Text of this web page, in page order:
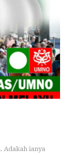
Adakah ianya